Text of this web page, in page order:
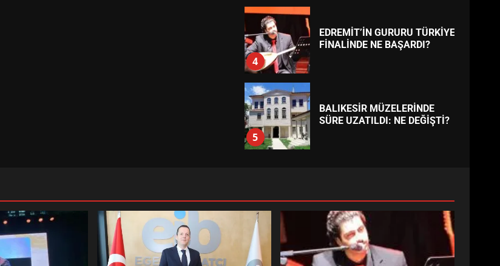
4
EDREMİT’İN GURURU TÜRKİYE
FİNALİNDE NE BAŞARDI?
5
BALIKESİR MÜZELERİNDE
SÜRE UZATILDI: NE DEĞİŞTİ?
6
DEĞİŞTİRİYOR?
BURHANİYE